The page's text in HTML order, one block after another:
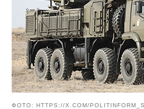
ФОТО: HTTPS://X.COM/